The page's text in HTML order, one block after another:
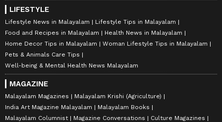
LIFESTYLE
Lifestyle News in Malayalam
Lifestyle Tips in Malayalam
Food and Recipes in Malayalam
Health News in Malayalam
Home Decor Tips in Malayalam
Woman Lifestyle Tips in Malayalam
Pets & Animals Care Tips
Well-being & Mental Health News Malayalam
MAGAZINE
Malayalam Magazines
Malayalam Krishi (Agriculture)
India Art Magazine Malayalam
Malayalam Books
Malayalam Columnist
Magazine Conversations
Culture Magazines